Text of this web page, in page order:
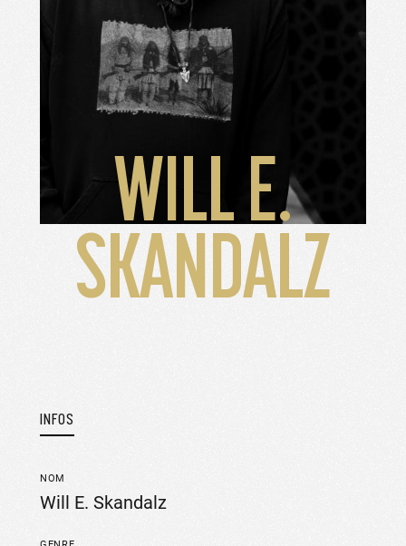
WILL E.
SKANDALZ
INFOS
NOM
Will E. Skandalz